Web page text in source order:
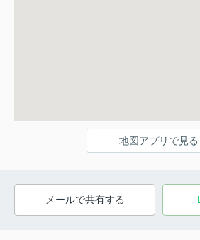
地図アプリで見る
メールで共有する